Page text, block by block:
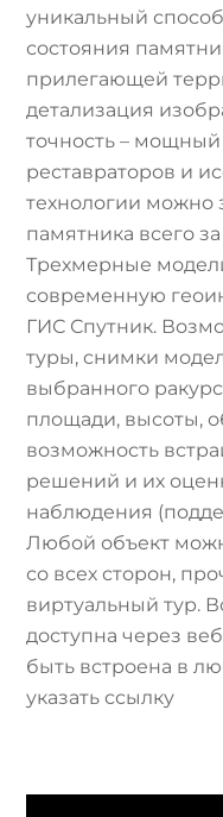
уникальный
состояния
прилегающей
детализация
точность –
реставраторов и
технологии можно
памятника всего
Трехмерные
современную
ГИС Спутник.
туры, снимки
выбранного
площади, высоты,
возможность
решений и их
наблюдения
Любой объект
со всех сторон,
виртуальный тур.
доступна через
быть встроена в
указать ссылку